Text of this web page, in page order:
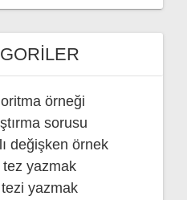
örneği
sorusu
değişken örnek
yazmak
yazmak